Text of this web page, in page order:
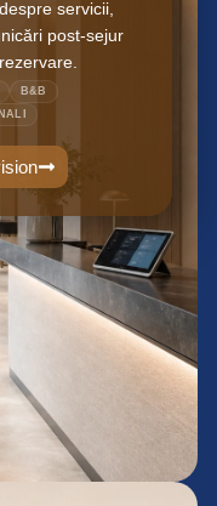
servicii,
post-sejur
B&B